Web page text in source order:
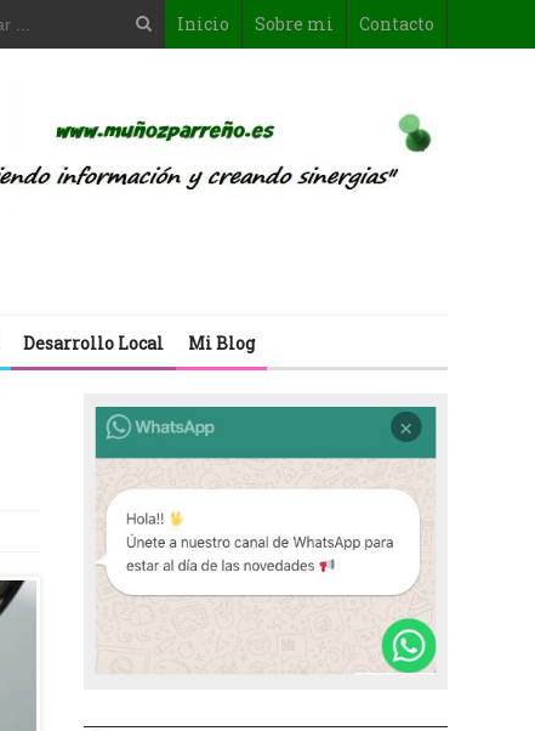
Inicio Sobre mi Contacto
Desarrollo Local Mi Blog